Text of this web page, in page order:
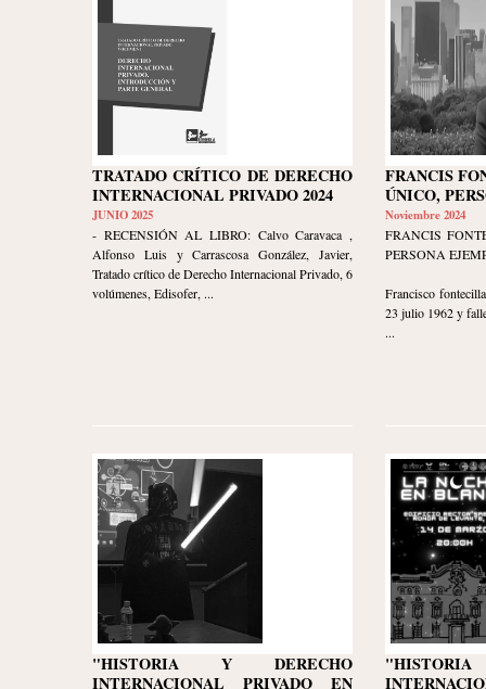
TRATADO CRÍTICO DE DERECHO
INTERNACIONAL PRIVADO 2024
JUNIO 2025
- RECENSIÓN AL LIBRO: Calvo Caravaca ,
Alfonso Luis y Carrascosa González, Javier,
Tratado crítico de Derecho Internacional Privado, 6
volúmenes, Edisofer, ...
FRANCIS
ÚNICO,
Noviembre 2024
FRANCIS
PERSONA
Francisco
23 julio 1962 y
...
"HISTORIA Y DERECHO
INTERNACIONAL PRIVADO EN